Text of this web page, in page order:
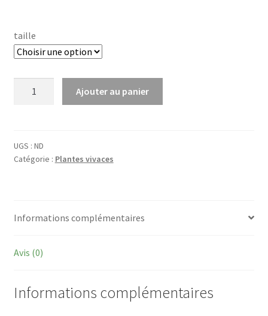
taille
'Hot
&
Ajouter au panier
UGS : ND
Catégorie : Plantes vivaces
Informations complémentaires
Avis (0)
Informations complémentaires